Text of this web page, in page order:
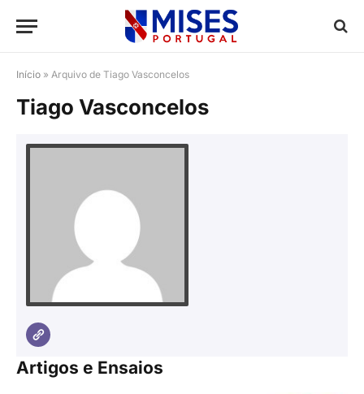
Início » Arquivo de Tiago Vasconcelos
Tiago Vasconcelos
Artigos e Ensaios